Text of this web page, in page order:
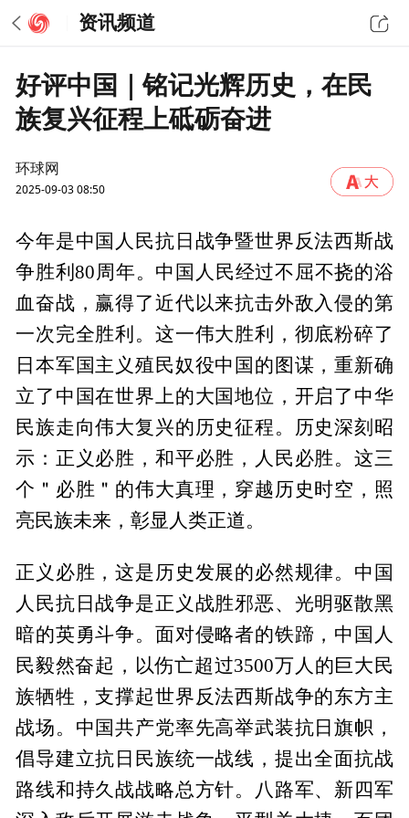
资讯频道
好评中国｜铭记光辉历史，在民
族复兴征程上砥砺奋进
环球网
2025-09-03 08:50
今年是中国人民抗日战争暨世界反法西斯战
争胜利80周年。中国人民经过不屈不挠的浴
血奋战，赢得了近代以来抗击外敌入侵的第
一次完全胜利。这一伟大胜利，彻底粉碎了
日本军国主义殖民奴役中国的图谋，重新确
立了中国在世界上的大国地位，开启了中华
民族走向伟大复兴的历史征程。历史深刻昭
示：正义必胜，和平必胜，人民必胜。这三
个＂必胜＂的伟大真理，穿越历史时空，照
亮民族未来，彰显人类正道。
正义必胜，这是历史发展的必然规律。中国
人民抗日战争是正义战胜邪恶、光明驱散黑
暗的英勇斗争。面对侵略者的铁蹄，中国人
民毅然奋起，以伤亡超过3500万人的巨大民
族牺牲，支撑起世界反法西斯战争的东方主
战场。中国共产党率先高举武装抗日旗帜，
倡导建立抗日民族统一战线，提出全面抗战
路线和持久战战略总方针。八路军、新四军